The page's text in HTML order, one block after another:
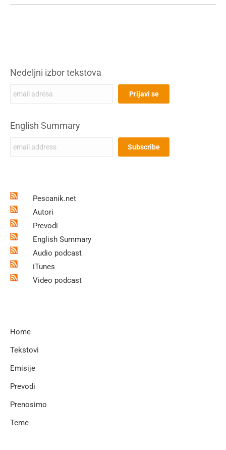
Nedeljni izbor tekstova
English Summary
Pescanik.net
Autori
Prevodi
English Summary
Audio podcast
iTunes
Video podcast
Home
Tekstovi
Emisije
Prevodi
Prenosimo
Teme